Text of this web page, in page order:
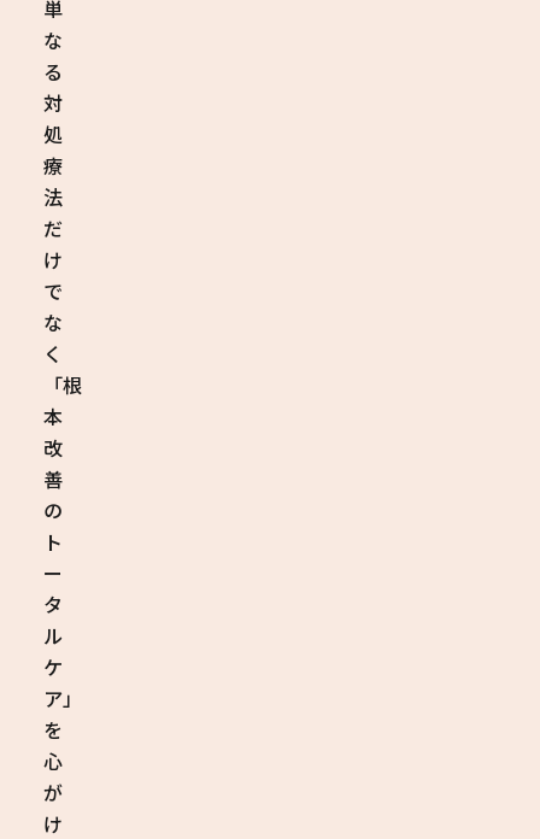
単
な
る
対
処
療
法
だ
け
で
な
く
「根
本
改
善
の
ト
ー
タ
ル
ケ
ア」
を
心
が
け